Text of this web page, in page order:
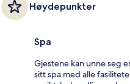
Høydepunkter
Spa
Gjestene kan unne seg
sitt spa med alle